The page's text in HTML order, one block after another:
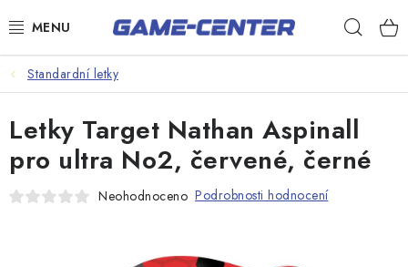
na
Šipky
Stolní fotbal
Standardní letky
Letky Target Nathan Aspinall
pro ultra No2, červené, černé
Neohodnoceno Podrobnosti hodnocení